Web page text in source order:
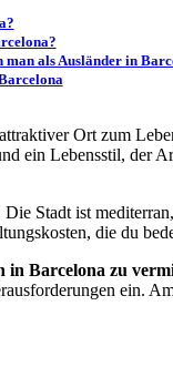
man als Ausländer in
Ort zum
ein Lebensstil, der
Stadt ist
die du
Barcelona zu
ein.